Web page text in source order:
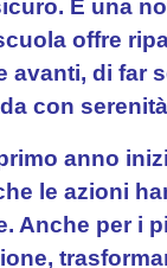
È una
offre
avanti, di
con
anno
le azioni
Anche per i